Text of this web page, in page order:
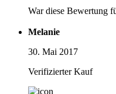
War diese Bewertung
Melanie
30. Mai 2017
Verifizierter Kauf